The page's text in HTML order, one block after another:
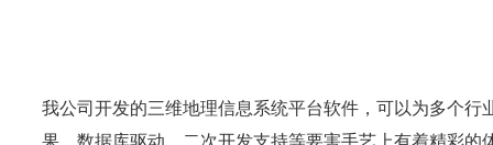
我公司开发的三维地理信息系统平台软件，可以为多个